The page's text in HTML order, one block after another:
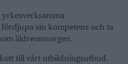
sin kompetens och ta
äldreomsorgen.
till vårt utbildningsutbud.